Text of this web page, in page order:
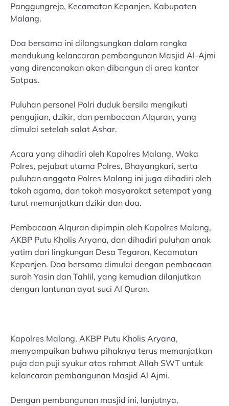
Panggungrejo, Kecamatan Kepanjen, Kabupaten
Malang.
Doa bersama ini dilangsungkan dalam rangka
mendukung kelancaran pembangunan Masjid Al-Ajmi
yang direncanakan akan dibangun di area kantor
Satpas.
Puluhan personel Polri duduk bersila mengikuti
pengajian, dzikir, dan pembacaan Alquran, yang
dimulai setelah salat Ashar.
Acara yang dihadiri oleh Kapolres Malang, Waka
Polres, pejabat utama Polres, Bhayangkari, serta
puluhan anggota Polres Malang ini juga dihadiri oleh
tokoh agama, dan tokoh masyarakat setempat yang
turut memanjatkan dzikir dan doa.
Pembacaan Alquran dipimpin oleh Kapolres Malang,
AKBP Putu Kholis Aryana, dan dihadiri puluhan anak
yatim dari lingkungan Desa Tegaron, Kecamatan
Kepanjen. Doa bersama dimulai dengan pembacaan
surah Yasin dan Tahlil, yang kemudian dilanjutkan
dengan lantunan ayat suci Al Quran.
Kapolres Malang, AKBP Putu Kholis Aryana,
menyampaikan bahwa pihaknya terus memanjatkan
puja dan puji syukur atas rahmat Allah SWT untuk
kelancaran pembangunan Masjid Al Ajmi.
Dengan pembangunan masjid ini, lanjutnya,